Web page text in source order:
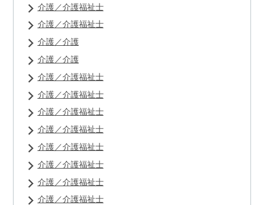
介護／介護福祉士
介護／介護福祉士
介護／介護
介護／介護
介護／介護福祉士
介護／介護福祉士
介護／介護福祉士
介護／介護福祉士
介護／介護福祉士
介護／介護福祉士
介護／介護福祉士
介護／介護福祉士